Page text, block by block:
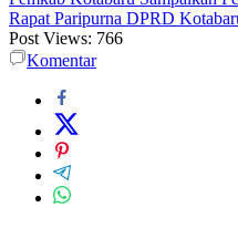
Rapat Paripurna DPRD
Post Views: 766
Komentar